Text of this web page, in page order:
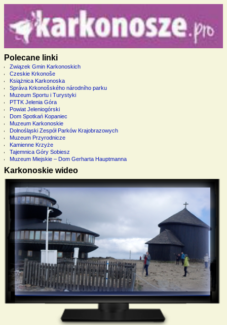
Polecane linki
Związek Gmin Karkonoskich
Czeskie Krkonoše
Książnica Karkonoska
Správa Krkonošského národního parku
Muzeum Sportu i Turystyki
PTTK Jelenia Góra
Powiat Jeleniogórski
Dom Spotkań Kopaniec
Muzeum Karkonoskie
Dolnośląski Zespół Parków Krajobrazowych
Muzeum Przyrodnicze
Kamienne Krzyże
Tajemnica Góry Sobiesz
Muzeum Miejskie – Dom Gerharta Hauptmanna
Karkonoskie wideo